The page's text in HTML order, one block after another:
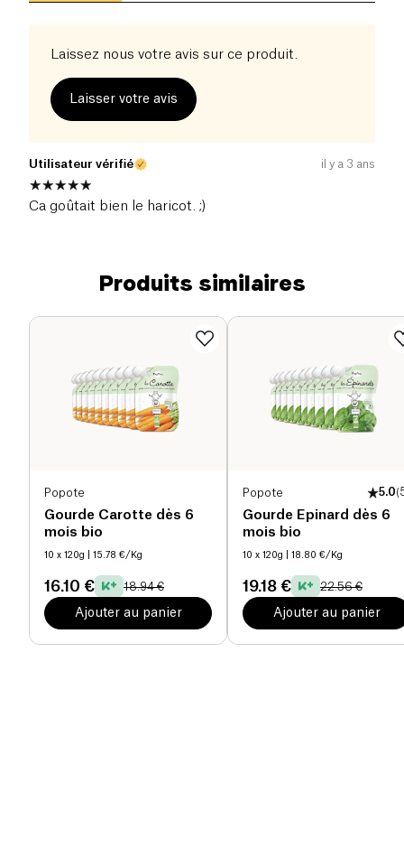
Laissez nous votre avis sur ce produit.
Laisser votre avis
Utilisateur vérifié il y a 3 ans
Ca goûtait bien le haricot. ;)
Produits similaires
Popote
Gourde Carotte dès 6
mois bio
10 x 120g | 15.78 €/Kg
16.10 € 18.94 €
Ajouter au panier
Popote 5.0(
Gourde Epinard dès 6
mois bio
10 x 120g | 18.80 €/Kg
19.18 € 22.56 €
Ajouter au panier